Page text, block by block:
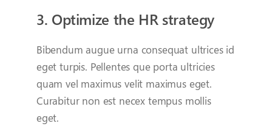
3. Optimize the HR strategy
Bibendum augue urna consequat ultrices id
eget turpis. Pellentes que porta ultricies
quam vel maximus velit maximus eget.
Curabitur non est necex tempus mollis
eget.